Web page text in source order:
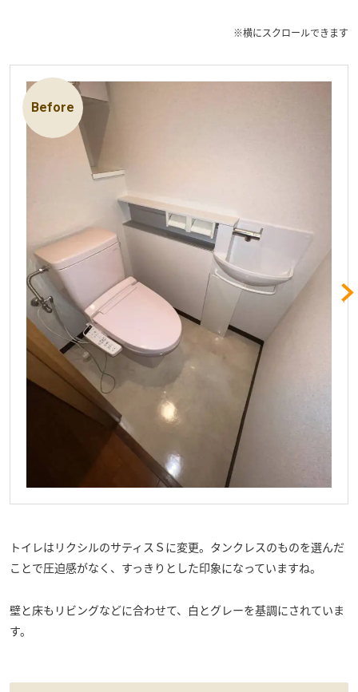
※横にスクロールできます
トイレはリクシルのサティスＳに変更。タンクレスのものを選んだ
ことで圧迫感がなく、すっきりとした印象になっていますね。
壁と床もリビングなどに合わせて、白とグレーを基調にされていま
す。